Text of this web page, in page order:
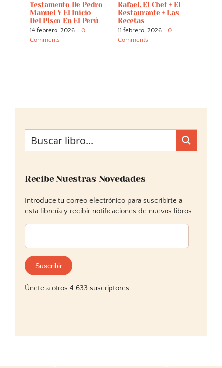
Testamento De Pedro
Manuel Y El Inicio
Del Pisco En El Perú
14 febrero, 2026
0
Comments
Rafael, El Chef + El
Restaurante + Las
Recetas
11 febrero, 2026
0
Comments
Recibe Nuestras Novedades
Introduce tu correo electrónico para suscribirte a
esta librería y recibir notificaciones de nuevos libros
Dirección
correo
electrónico:
Suscribir
Únete a otros 4.633 suscriptores